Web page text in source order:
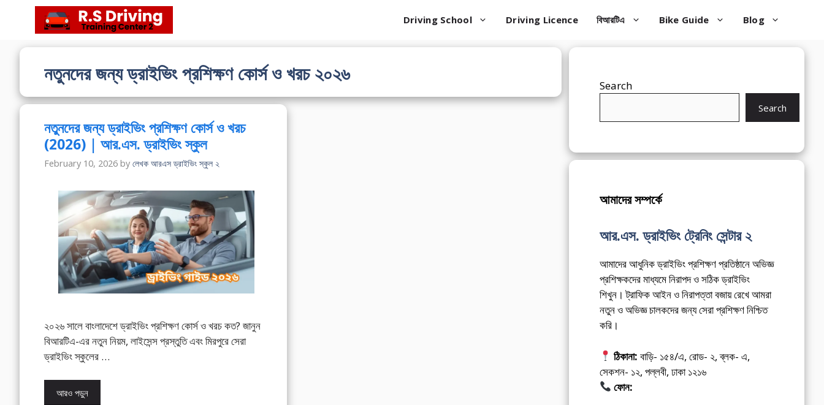
content
Driving School Driving Licence বিআরটিএ Bike Guide Blog
নতুনদের জন্য ড্রাইভিং প্রশিক্ষণ কোর্স ও খরচ ২০২৬
নতুনদের জন্য ড্রাইভিং প্রশিক্ষণ কোর্স ও খরচ
(2026) | আর.এস. ড্রাইভিং স্কুল
February 10, 2026 by লেখক আরএস ড্রাইভিং স্কুল ২
২০২৬ সালে বাংলাদেশে ড্রাইভিং প্রশিক্ষণ কোর্স ও খরচ কত? জানুন
বিআরটিএ-এর নতুন নিয়ম, লাইসেন্স প্রস্তুতি এবং মিরপুরে সেরা
ড্রাইভিং স্কুলের …
আরও পড়ুন
Search
Search
আমাদের সম্পর্কে
আর.এস. ড্রাইভিং ট্রেনিং সেন্টার ২
আমাদের আধুনিক ড্রাইভিং প্রশিক্ষণ প্রতিষ্ঠানে অভিজ্ঞ
প্রশিক্ষকদের মাধ্যমে নিরাপদ ও সঠিক ড্রাইভিং
শিখুন। ট্রাফিক আইন ও নিরাপত্তা বজায় রেখে আমরা
নতুন ও অভিজ্ঞ চালকদের জন্য সেরা প্রশিক্ষণ নিশ্চিত
করি।
ঠিকানা: বাড়ি- ১৫৪/এ, রোড- ২, ব্লক- এ,
সেকশন- ১২, পল্লবী, ঢাকা ১২১৬
ফোন: